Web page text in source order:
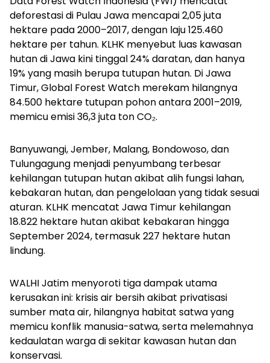
deforestasi di Pulau Jawa mencapai 2,05 juta
hektare pada 2000–2017, dengan laju 125.460
hektare per tahun. KLHK menyebut luas kawasan
hutan di Jawa kini tinggal 24% daratan, dan hanya
19% yang masih berupa tutupan hutan. Di Jawa
Timur, Global Forest Watch merekam hilangnya
84.500 hektare tutupan pohon antara 2001–2019,
memicu emisi 36,3 juta ton CO₂.
Banyuwangi, Jember, Malang, Bondowoso, dan
Tulungagung menjadi penyumbang terbesar
kehilangan tutupan hutan akibat alih fungsi lahan,
kebakaran hutan, dan pengelolaan yang tidak sesuai
aturan. KLHK mencatat Jawa Timur kehilangan
18.822 hektare hutan akibat kebakaran hingga
September 2024, termasuk 227 hektare hutan
lindung.
WALHI Jatim menyoroti tiga dampak utama
kerusakan ini: krisis air bersih akibat privatisasi
sumber mata air, hilangnya habitat satwa yang
memicu konflik manusia-satwa, serta melemahnya
kedaulatan warga di sekitar kawasan hutan dan
konservasi.